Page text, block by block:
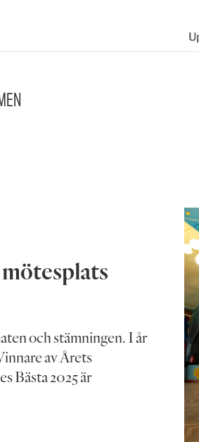
och stämningen. I år
av Årets
Bästa 2025 är